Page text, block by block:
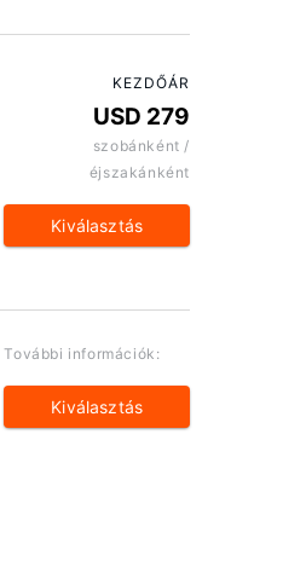
KEZDŐÁR
USD 279
szobánként /
éjszakánként
Kiválasztás
További információk:
Kiválasztás